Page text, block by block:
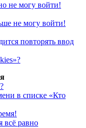
не могу войти!
не могу войти!
повторять ввод
в списке «Кто
всё равно